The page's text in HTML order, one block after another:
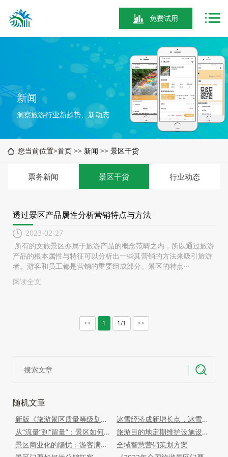
免费试用
新闻
洞察旅游行业新趋势、新动态
您当前位置>首页 >> 新闻 >> 景区干货
票务新闻 景区干货 行业动态
透过景区产品属性分析营销特点与方法
2023-02-27
所有的文旅景区亦属于旅游产品的概念范畴之内，所以通过旅游
产品的根本属性与特征可以分析出一些其营销的方法来吸引旅游
者。游客和员工都是营销的重要组成部分。景区的特点···
阅读全文
<< 1 1/1 >>
随机文章
新版《旅游景区质量等级划分》：注重资源与服务的双重提升
冰雪经济成新增长点，冰雪文旅目的地如何提前布局？
从“流量”到“留量”：景区如何实现“网红”到“长红”的转型
旅游目的地定期维护设施设备，提高旅游服务质量
景区商业化的隐忧：游客满意度的下滑与社会声誉的危机
全域智慧营销策划方案